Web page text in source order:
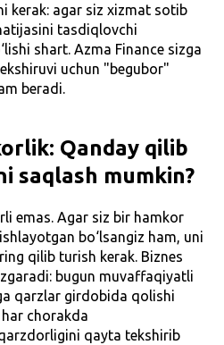
kerak: agar siz xizmat sotib
tasdiqlovchi
shart. Azma Finance sizga
uchun "begubor"
beradi.
Qanday qilib
saqlash mumkin?
emas. Agar siz bir hamkor
bo‘lsangiz ham, uni
qilib turish kerak. Biznes
bugun muvaffaqiyatli
qarzlar girdobida qolishi
chorakda
qayta tekshirib